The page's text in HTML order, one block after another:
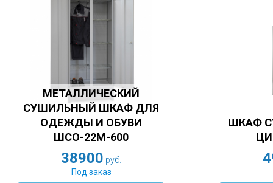
МЕТАЛЛИЧЕСКИЙ
СУШИЛЬНЫЙ ШКАФ ДЛЯ
ОДЕЖДЫ И ОБУВИ
ШСО-22М-600
38900 руб.
Под заказ
ШКАФ